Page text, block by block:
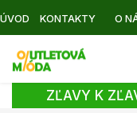
ÚVOD KONTAKTY O
ZĽAVY K